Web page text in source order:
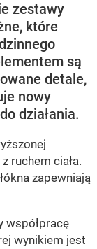
zestawy
które
są
detale,
nowy
działania.
ruchem ciała.
zapewniają
współpracę
wynikiem jest